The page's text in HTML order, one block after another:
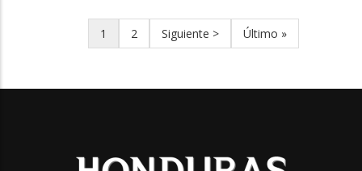
Paginación
Página
actual
1 Página
2
Siguiente
página
Siguiente >
Última
página
Último »